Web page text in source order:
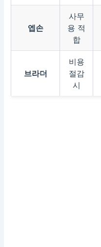
엡손
사무
용 적
합
브라더
비용
절감
시